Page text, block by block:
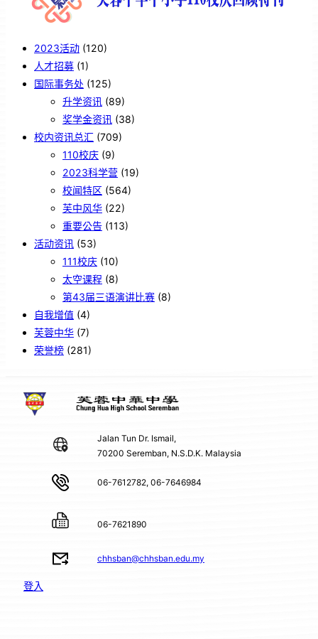
2023活动 (120)
人才招募 (1)
国际事务处 (125)
升学资讯 (89)
奖学金资讯 (38)
校内资讯总汇 (709)
110校庆 (9)
2023科学营 (19)
校闻特区 (564)
芙中风华 (22)
重要公告 (113)
活动资讯 (53)
111校庆 (10)
太空课程 (8)
第43届三语演讲比赛 (8)
自我增值 (4)
芙蓉中华 (7)
荣誉榜 (281)
Jalan Tun Dr. Ismail,
70200 Seremban, N.S.D.K. Malaysia
06-7612782, 06-7646984
06-7621890
chhsban@chhsban.edu.my
登入